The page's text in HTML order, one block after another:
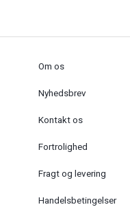
Om os
Nyhedsbrev
Kontakt os
Fortrolighed
Fragt og levering
Handelsbetingelser